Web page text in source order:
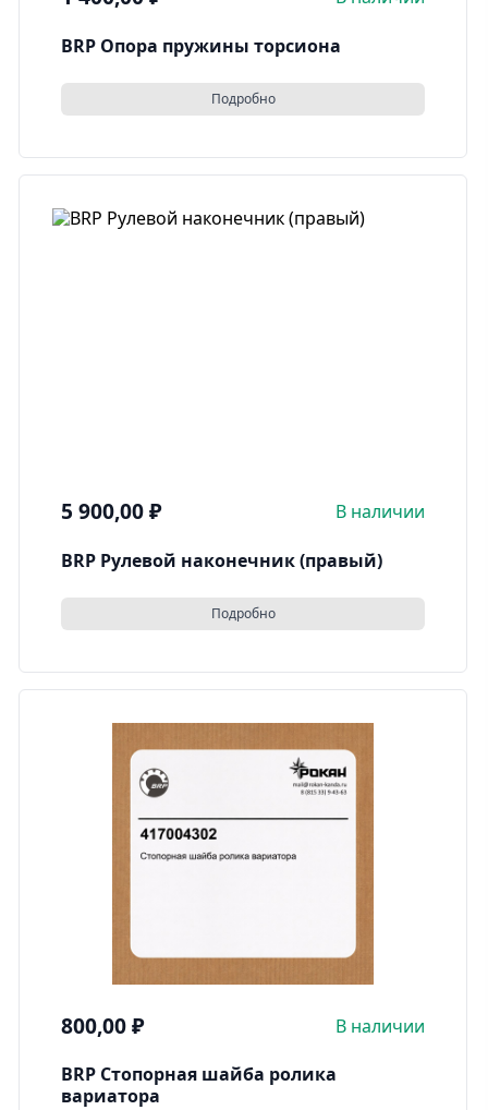
BRP Опора пружины торсиона
Подробно
5 900,00₽ В наличии
BRP Рулевой наконечник (правый)
Подробно
800,00₽ В наличии
BRP Стопорная шайба ролика
вариатора